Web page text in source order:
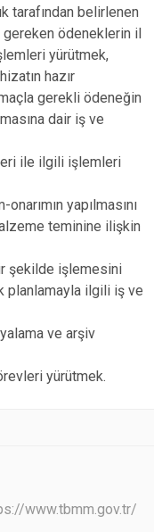
tarafından belirlenen
gereken ödeneklerin il
yürütmek,
hazır
gerekli ödeneğin
dair iş ve
ile ilgili işlemleri
yapılmasını
teminine ilişkin
şekilde işlemesini
planlamayla ilgili iş ve
ve arşiv
yürütmek.